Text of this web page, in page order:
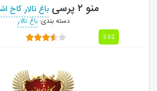
منو ۲ پرسی باغ تالار کاخ
دسته بندی:باغ تالار
3.62